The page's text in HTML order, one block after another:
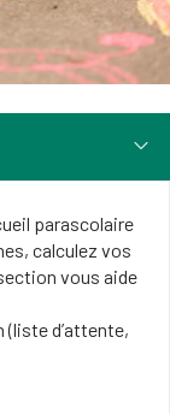
parascolaire
calculez vos
vous aide
(liste d’attente,